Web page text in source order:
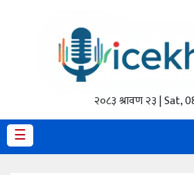
२०८३ श्रावण २३ | Sat,
☰
मैथिली
प्रदेश